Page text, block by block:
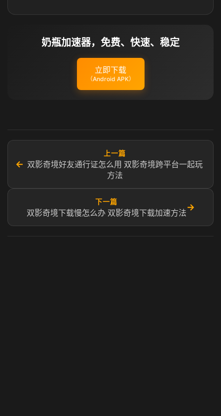
奶瓶加速器，免费、快速、稳定
立即下载
（Android APK）
←
上一篇
双影奇境好友通行证怎么用 双影奇境跨平台一起玩
方法
下一篇
双影奇境下载慢怎么办 双影奇境下载加速方法
→